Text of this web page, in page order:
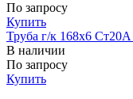
По запросу
Купить
Труба г/к 168х6
В наличии
По запросу
Купить